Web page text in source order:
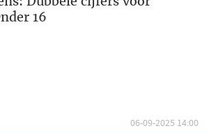
16
06-09-2025 14:00